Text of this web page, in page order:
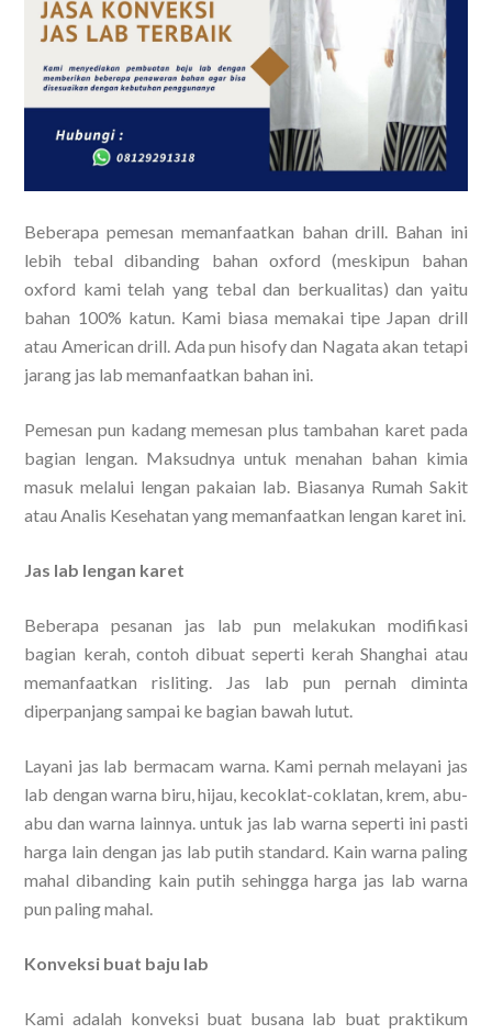
Beberapa pemesan memanfaatkan bahan drill. Bahan ini
lebih tebal dibanding bahan oxford (meskipun bahan
oxford kami telah yang tebal dan berkualitas) dan yaitu
bahan 100% katun. Kami biasa memakai tipe Japan drill
atau American drill. Ada pun hisofy dan Nagata akan tetapi
jarang jas lab memanfaatkan bahan ini.
Pemesan pun kadang memesan plus tambahan karet pada
bagian lengan. Maksudnya untuk menahan bahan kimia
masuk melalui lengan pakaian lab. Biasanya Rumah Sakit
atau Analis Kesehatan yang memanfaatkan lengan karet ini.
Jas lab lengan karet
Beberapa pesanan jas lab pun melakukan modifikasi
bagian kerah, contoh dibuat seperti kerah Shanghai atau
memanfaatkan risliting. Jas lab pun pernah diminta
diperpanjang sampai ke bagian bawah lutut.
Layani jas lab bermacam warna. Kami pernah melayani jas
lab dengan warna biru, hijau, kecoklat-coklatan, krem, abu-
abu dan warna lainnya. untuk jas lab warna seperti ini pasti
harga lain dengan jas lab putih standard. Kain warna paling
mahal dibanding kain putih sehingga harga jas lab warna
pun paling mahal.
Konveksi buat baju lab
Kami adalah konveksi buat busana lab buat praktikum